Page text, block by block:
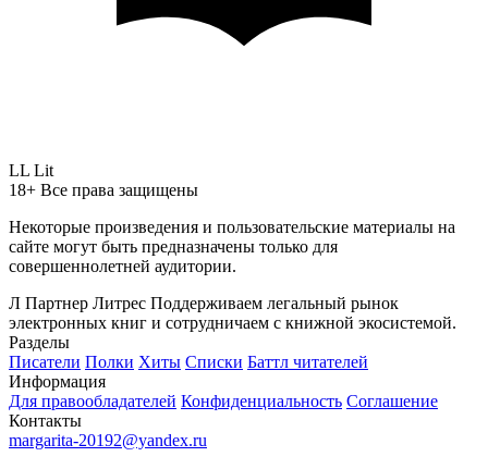
LL Lit
18+ Все права защищены
Некоторые произведения и пользовательские материалы на
сайте могут быть предназначены только для
совершеннолетней аудитории.
Л Партнер Литрес Поддерживаем легальный рынок
электронных книг и сотрудничаем с книжной экосистемой.
Разделы
Писатели Полки Хиты Списки Баттл читателей
Информация
Для правообладателей Конфиденциальность Соглашение
Контакты
margarita-20192@yandex.ru